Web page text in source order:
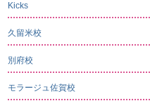
Kicks
久留米校
別府校
モラージュ佐賀校